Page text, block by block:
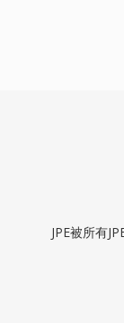
JPE被所有